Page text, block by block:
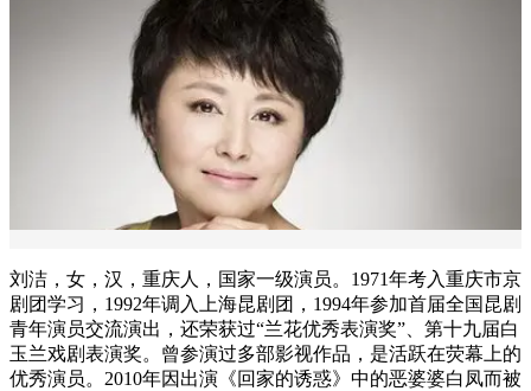
刘洁，女，汉，重庆人，国家一级演员。1971年考入重庆市京
剧团学习，1992年调入上海昆剧团，1994年参加首届全国昆剧
青年演员交流演出，还荣获过“兰花优秀表演奖”、第十九届白
玉兰戏剧表演奖。曾参演过多部影视作品，是活跃在荧幕上的
优秀演员。2010年因出演《回家的诱惑》中的恶婆婆白凤而被